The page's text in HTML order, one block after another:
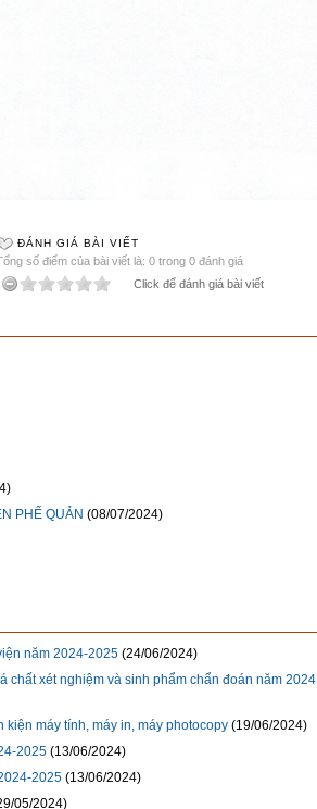
ĐÁNH GIÁ BÀI VIẾT
số điểm của bài viết là: 0 trong 0 đánh giá
Click để đánh giá bài viết
PHẾ QUẢN (08/07/2024)
năm 2024-2025 (24/06/2024)
chất xét nghiệm và sinh phẩm chẩn đoán năm 2024
máy tính, máy in, máy photocopy (19/06/2024)
2025 (13/06/2024)
2025 (13/06/2024)
05/2024)